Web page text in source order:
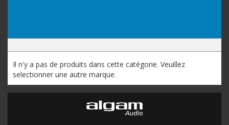
Il n'y a pas de produits dans cette catégorie. Veuillez
selectionner une autre marque.